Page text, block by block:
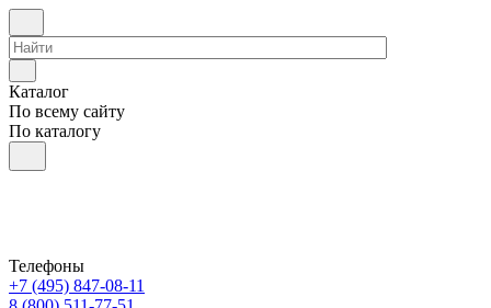
Каталог
По всему сайту
По каталогу
Телефоны
+7 (495) 847-08-11